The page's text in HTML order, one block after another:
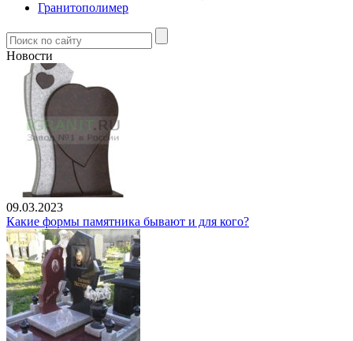
Гранитополимер
Новости
09.03.2023
Какие формы памятника бывают и для кого?